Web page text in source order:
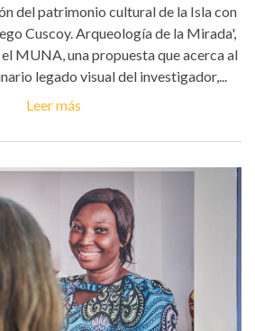
del patrimonio cultural de la Isla con
Cuscoy. Arqueología de la Mirada',
MUNA, una propuesta que acerca al
legado visual del investigador,...
Leer más